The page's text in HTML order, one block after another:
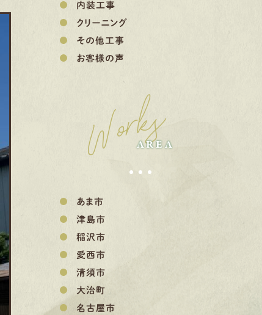
内装工事
クリーニング
その他工事
お客様の声
Works
AREA
あま市
津島市
稲沢市
愛西市
清須市
大治町
名古屋市